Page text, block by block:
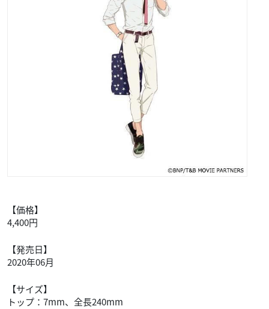
【価格】
4,400円
【発売日】
2020年06月
【サイズ】
トップ：7mm、全長240mm